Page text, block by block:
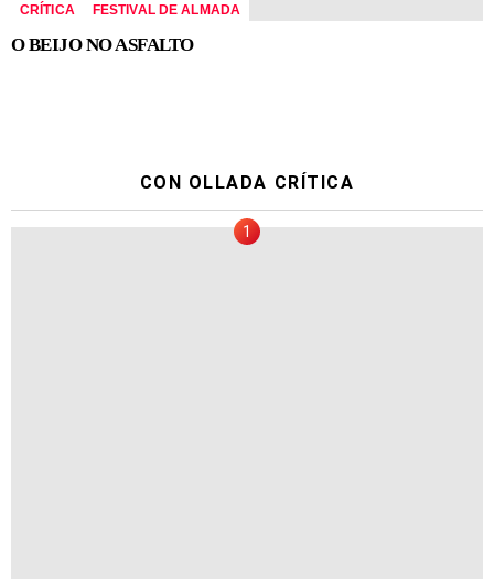
CRÍTICA FESTIVAL DE ALMADA
O BEIJO NO ASFALTO
CON OLLADA CRÍTICA